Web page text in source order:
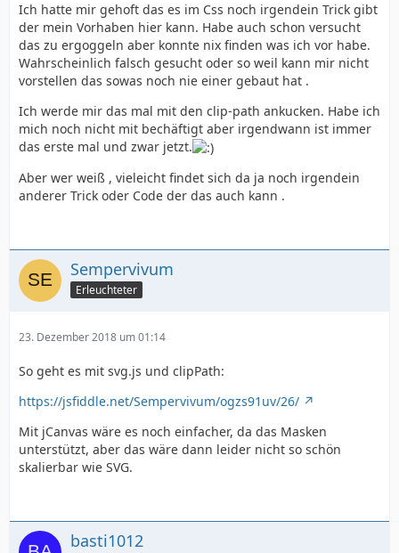
Ich hatte mir gehoft das es im Css noch irgendein Trick gibt
der mein Vorhaben hier kann. Habe auch schon versucht
das zu ergoggeln aber konnte nix finden was ich vor habe.
Wahrscheinlich falsch gesucht oder so weil kann mir nicht
vorstellen das sowas noch nie einer gebaut hat .
Ich werde mir das mal mit den clip-path ankucken. Habe ich
mich noch nicht mit bechäftigt aber irgendwann ist immer
das erste mal und zwar jetzt.
Aber wer weiß , vieleicht findet sich da ja noch irgendein
anderer Trick oder Code der das auch kann .
Sempervivum
Erleuchteter
23. Dezember 2018 um 01:14
So geht es mit svg.js und clipPath:
https://jsfiddle.net/Sempervivum/ogzs91uv/26/
Mit jCanvas wäre es noch einfacher, da das Masken
unterstützt, aber das wäre dann leider nicht so schön
skalierbar wie SVG.
basti1012